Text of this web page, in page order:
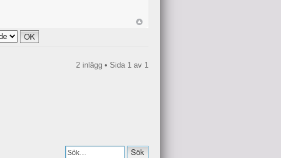
2 inlägg • Sida 1 av 1